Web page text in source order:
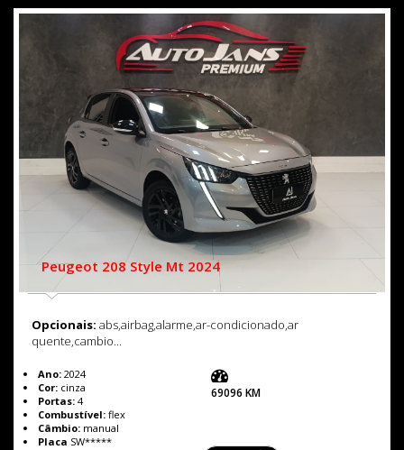
Peugeot 208 Style Mt 2024
Opcionais: abs,airbag,alarme,ar-condicionado,ar
quente,cambio...
Ano: 2024
Cor: cinza
Portas: 4
Combustível: flex
Câmbio: manual
Placa SW*****
69096 KM